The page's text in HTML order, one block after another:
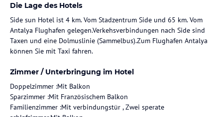
Die Lage des Hotels
Side sun Hotel ist 4 km. Vom Stadzentrum Side und 65 km. Vom
Antalya Flughafen gelegen.Verkehsverbindungen nach Side sind
Taxen und eine Dolmuslinie (Sammelbus).Zum Flughafen Antalya
können Sie mit Taxi fahren.
Zimmer / Unterbringung im Hotel
Doppelzimmer :Mit Balkon
Sparzimmer :Mit Französischem Balkon
Familienzimmer :Mit verbindungstür , Zwei sperate